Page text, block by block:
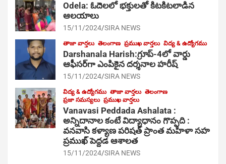
Odela: ఓదెల‌లో భక్తులతో కిటకిటలాడిన
ఆల‌యాలు
15/11/2024 SIRA NEWS
తాజా వార్తలు తెలంగాణ ప్రముఖ వార్తలు విద్య & ఉద్యోగము
Darshanala Harish:గ్రూప్-4లో వార్డు
ఆఫీసర్‌గా ఎంపికైన దర్శనాల హరీష్
15/11/2024 SIRA NEWS
విద్య & ఉద్యోగము తాజా వార్తలు తెలంగాణ
ప్రజా సమస్యలు ప్రముఖ వార్తలు
Vanavasi Peddada Ashalata :
అన్నిదానాల కంటే విద్యాధానం గొప్పది :
వనవాసి కళ్యాణ పరిషత్ ప్రాంత మహిళా సహ
ప్రముఖ్ పెద్దడ ఆశాలత
15/11/2024 SIRA NEWS